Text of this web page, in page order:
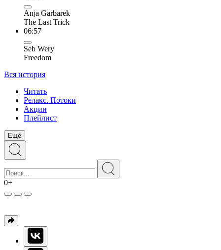
Anja Garbarek
The Last Trick
06:57
Seb Wery
Freedom
Вся история
Читать
Релакс. Потоки
Акции
Плейлист
Еще
0+